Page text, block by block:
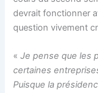
devrait fonctionner
question vivement
«Je pense que les
certaines
Puisque la